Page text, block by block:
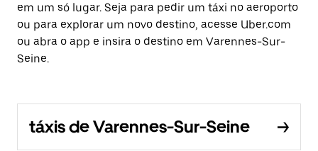
em um só lugar. Seja para pedir um táxi no aeroporto
ou para explorar um novo destino, acesse Uber.com
ou abra o app e insira o destino em Varennes-Sur-
Seine.
táxis de Varennes-Sur-Seine